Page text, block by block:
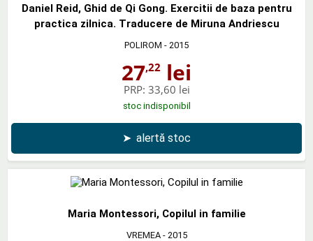
Daniel Reid, Ghid de Qi Gong. Exercitii de baza pentru
practica zilnica. Traducere de Miruna Andriescu
POLIROM - 2015
27,22 lei
PRP: 33,60 lei
stoc indisponibil
➤ alertă stoc
Maria Montessori, Copilul in familie
VREMEA- 2015